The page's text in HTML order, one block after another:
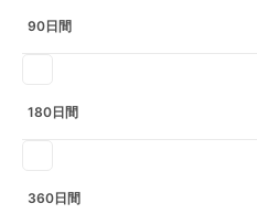
90日間
180日間
360日間